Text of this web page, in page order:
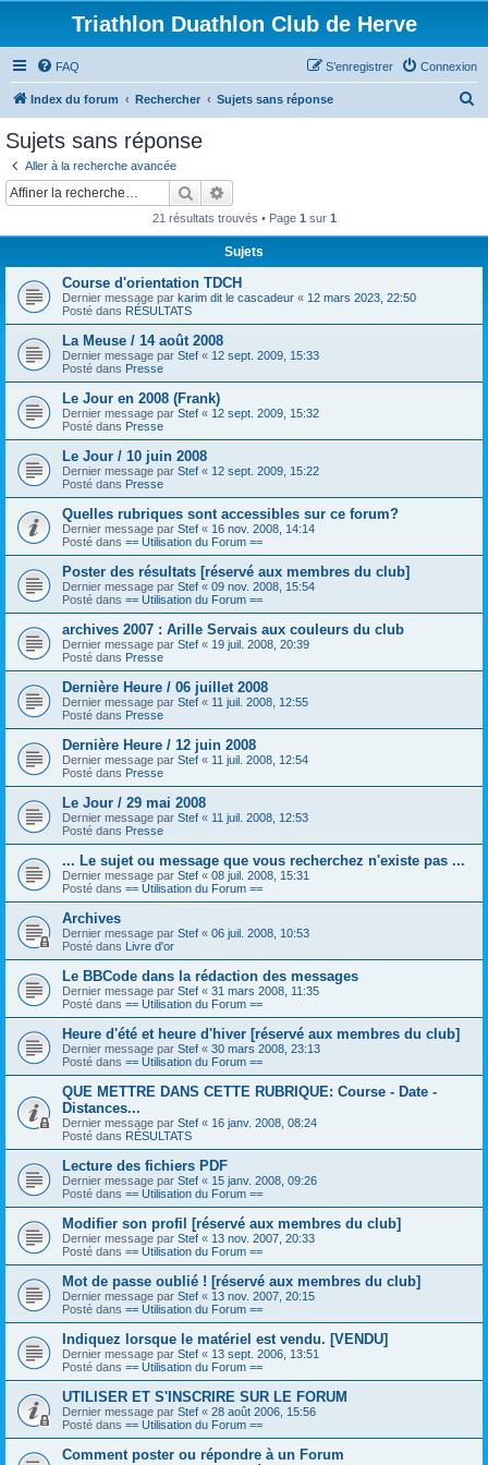
Triathlon Duathlon Club de Herve
FAQ Connexion
S’enregistrer
Index du forum Rechercher Sujets sans réponse
Sujets sans réponse
Aller à la recherche avancée
Rechercher
21 résultats trouvés • Page 1 sur 1
Sujets
Course d'orientation TDCH
Dernier message par karim dit le cascadeur « 12 mars 2023, 22:50
Posté dans RÉSULTATS
La Meuse / 14 août 2008
Dernier message par Stef « 12 sept. 2009, 15:33
Posté dans Presse
Le Jour en 2008 (Frank)
Dernier message par Stef « 12 sept. 2009, 15:32
Posté dans Presse
Le Jour / 10 juin 2008
Dernier message par Stef « 12 sept. 2009, 15:22
Posté dans Presse
Quelles rubriques sont accessibles sur ce forum?
Dernier message par Stef « 16 nov. 2008, 14:14
Posté dans == Utilisation du Forum ==
Poster des résultats [réservé aux membres du club]
Dernier message par Stef « 09 nov. 2008, 15:54
Posté dans == Utilisation du Forum ==
archives 2007 : Arille Servais aux couleurs du club
Dernier message par Stef « 19 juil. 2008, 20:39
Posté dans Presse
Dernière Heure / 06 juillet 2008
Dernier message par Stef « 11 juil. 2008, 12:55
Posté dans Presse
Dernière Heure / 12 juin 2008
Dernier message par Stef « 11 juil. 2008, 12:54
Posté dans Presse
Le Jour / 29 mai 2008
Dernier message par Stef « 11 juil. 2008, 12:53
Posté dans Presse
... Le sujet ou message que vous recherchez n'existe pas ...
Dernier message par Stef « 08 juil. 2008, 15:31
Posté dans == Utilisation du Forum ==
Archives
Dernier message par Stef « 06 juil. 2008, 10:53
Posté dans Livre d'or
Le BBCode dans la rédaction des messages
Dernier message par Stef « 31 mars 2008, 11:35
Posté dans == Utilisation du Forum ==
Heure d'été et heure d'hiver [réservé aux membres du club]
Dernier message par Stef « 30 mars 2008, 23:13
Posté dans == Utilisation du Forum ==
QUE METTRE DANS CETTE RUBRIQUE: Course - Date -
Distances...
Dernier message par Stef « 16 janv. 2008, 08:24
Posté dans RÉSULTATS
Lecture des fichiers PDF
Dernier message par Stef « 15 janv. 2008, 09:26
Posté dans == Utilisation du Forum ==
Modifier son profil [réservé aux membres du club]
Dernier message par Stef « 13 nov. 2007, 20:33
Posté dans == Utilisation du Forum ==
Mot de passe oublié ! [réservé aux membres du club]
Dernier message par Stef « 13 nov. 2007, 20:15
Posté dans == Utilisation du Forum ==
Indiquez lorsque le matériel est vendu. [VENDU]
Dernier message par Stef « 13 sept. 2006, 13:51
Posté dans == Utilisation du Forum ==
UTILISER ET S'INSCRIRE SUR LE FORUM
Dernier message par Stef « 28 août 2006, 15:56
Posté dans == Utilisation du Forum ==
Comment poster ou répondre à un Forum